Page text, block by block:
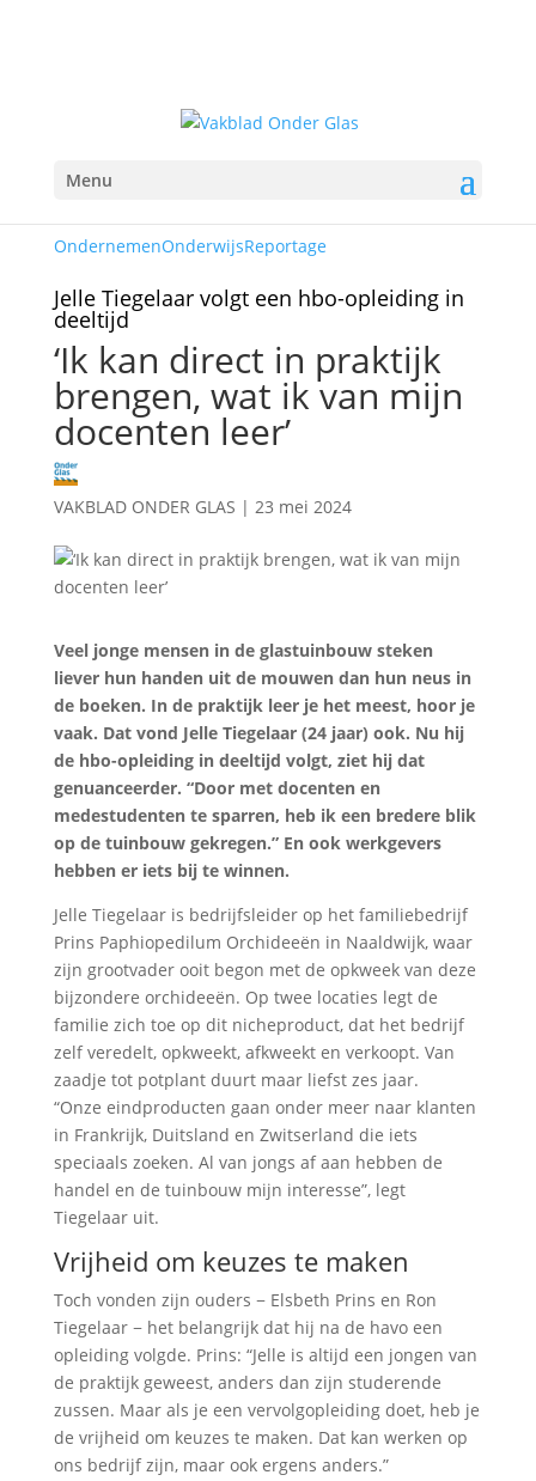
Menu
OndernemenOnderwijsReportage
Jelle Tiegelaar volgt een hbo-opleiding in
deeltijd
‘Ik kan direct in praktijk
brengen, wat ik van mijn
docenten leer’
VAKBLAD ONDER GLAS | 23 mei 2024
Veel jonge mensen in de glastuinbouw steken
liever hun handen uit de mouwen dan hun neus in
de boeken. In de praktijk leer je het meest, hoor je
vaak. Dat vond Jelle Tiegelaar (24 jaar) ook. Nu hij
de hbo-opleiding in deeltijd volgt, ziet hij dat
genuanceerder. “Door met docenten en
medestudenten te sparren, heb ik een bredere blik
op de tuinbouw gekregen.” En ook werkgevers
hebben er iets bij te winnen.
Jelle Tiegelaar is bedrijfsleider op het familiebedrijf
Prins Paphiopedilum Orchideeën in Naaldwijk, waar
zijn grootvader ooit begon met de opkweek van deze
bijzondere orchideeën. Op twee locaties legt de
familie zich toe op dit nicheproduct, dat het bedrijf
zelf veredelt, opkweekt, afkweekt en verkoopt. Van
zaadje tot potplant duurt maar liefst zes jaar.
“Onze eindproducten gaan onder meer naar klanten
in Frankrijk, Duitsland en Zwitserland die iets
speciaals zoeken. Al van jongs af aan hebben de
handel en de tuinbouw mijn interesse”, legt
Tiegelaar uit.
Vrijheid om keuzes te maken
Toch vonden zijn ouders − Elsbeth Prins en Ron
Tiegelaar − het belangrijk dat hij na de havo een
opleiding volgde. Prins: “Jelle is altijd een jongen van
de praktijk geweest, anders dan zijn studerende
zussen. Maar als je een vervolgopleiding doet, heb je
de vrijheid om keuzes te maken. Dat kan werken op
ons bedrijf zijn, maar ook ergens anders.”